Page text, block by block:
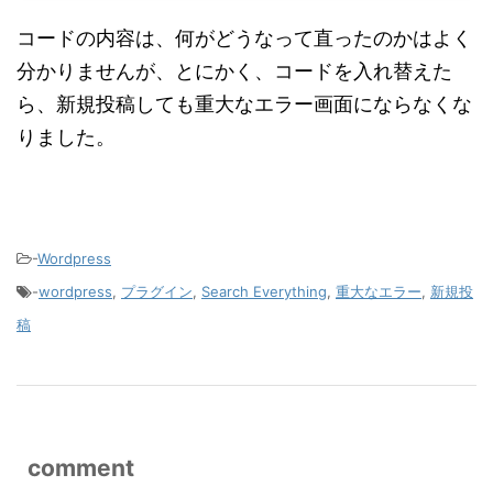
コードの内容は、何がどうなって直ったのかはよく
分かりませんが、とにかく、コードを入れ替えた
ら、新規投稿しても重大なエラー画面にならなくな
りました。
-Wordpress
-wordpress, プラグイン, Search Everything, 重大なエラー, 新規投
稿
comment